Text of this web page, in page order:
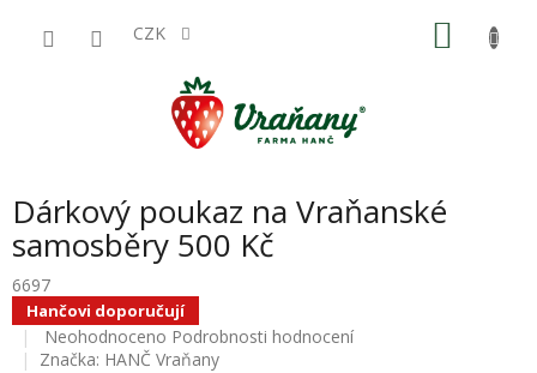
CZK
Dárkový poukaz na Vraňanské
samosběry 500 Kč
6697
Hančovi doporučují
Průměrné
hodnocení
Neohodnoceno Podrobnosti hodnocení
Značka: HANČ Vraňany